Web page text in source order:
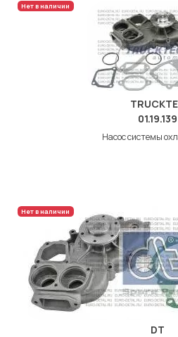
Нет в наличии
01.19.139
Насос системы
Нет в наличии
DT